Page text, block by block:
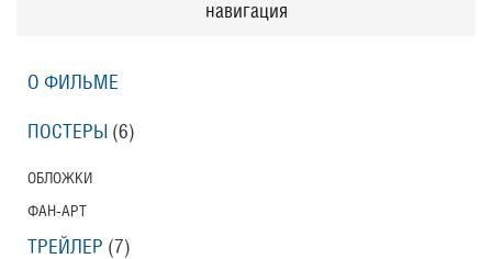
навигация
О ФИЛЬМЕ
ПОСТЕРЫ (6)
ОБЛОЖКИ
ФАН-АРТ
ТРЕЙЛЕР (7)